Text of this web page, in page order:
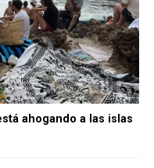
ahogando a las islas